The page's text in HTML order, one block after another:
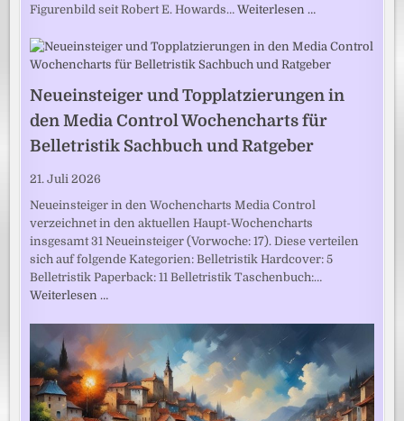
Figurenbild seit Robert E. Howards…Weiterlesen …
Neueinsteiger und Topplatzierungen in
den Media Control Wochencharts für
Belletristik Sachbuch und Ratgeber
21. Juli 2026
Neueinsteiger in den Wochencharts Media Control
verzeichnet in den aktuellen Haupt-Wochencharts
insgesamt 31 Neueinsteiger (Vorwoche: 17). Diese verteilen
sich auf folgende Kategorien: Belletristik Hardcover: 5
Belletristik Paperback: 11 Belletristik Taschenbuch:…
Weiterlesen …